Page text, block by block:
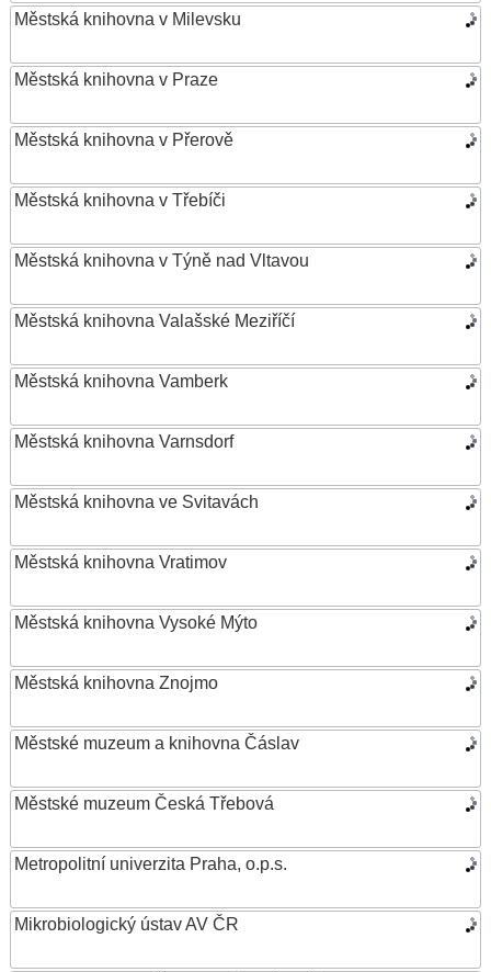
Městská knihovna v Milevsku
Městská knihovna v Praze
Městská knihovna v Přerově
Městská knihovna v Třebíči
Městská knihovna v Týně nad Vltavou
Městská knihovna Valašské Meziříčí
Městská knihovna Vamberk
Městská knihovna Varnsdorf
Městská knihovna ve Svitavách
Městská knihovna Vratimov
Městská knihovna Vysoké Mýto
Městská knihovna Znojmo
Městské muzeum a knihovna Čáslav
Městské muzeum Česká Třebová
Metropolitní univerzita Praha, o.p.s.
Mikrobiologický ústav AV ČR